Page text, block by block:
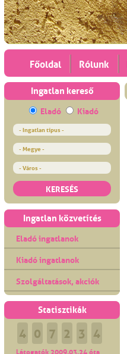
Főoldal Rólunk
Ingatlan kereső
Eladó Kiadó
KERESÉS
Ingatlan közvetítés
Eladó ingatlanok
Kiadó ingatlanok
Szolgáltatások, akciók
Statisztikák
4 0 7 2 3 4
Látogatók 2009.03.24 óta